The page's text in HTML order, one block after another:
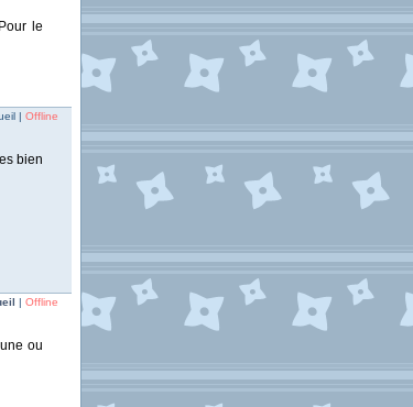
le
| Offline
bien
| Offline
ou